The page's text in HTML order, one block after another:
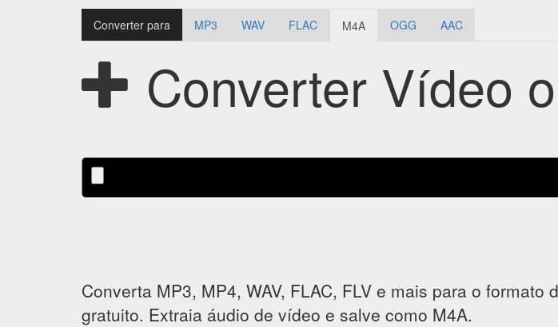
Converter para MP3 WAV FLAC M4A OGG AAC
Converter Vídeo
Converta MP3, MP4, WAV, FLAC, FLV e mais para o
gratuito. Extraia áudio de vídeo e salve como M4A.